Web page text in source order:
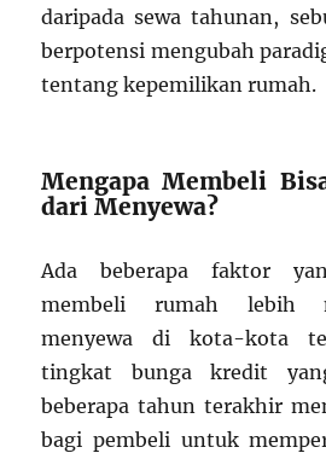
daripada sewa tahunan,
berpotensi mengubah
tentang kepemilikan rumah.
Mengapa Membeli
dari Menyewa?
Ada beberapa faktor
membeli rumah lebih
menyewa di kota-kota
tingkat bunga kredit
beberapa tahun terakhir
bagi pembeli untuk